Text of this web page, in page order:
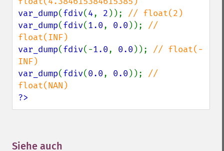
var_dump(fdiv(4, 2 ));
var_dump(fdiv(1.0, 0.0 )); //
var_dump(fdiv(-1.0, 0.0 )); // float(-
var_dump(fdiv(0.0, 0.0 )); //
?>
Siehe auch